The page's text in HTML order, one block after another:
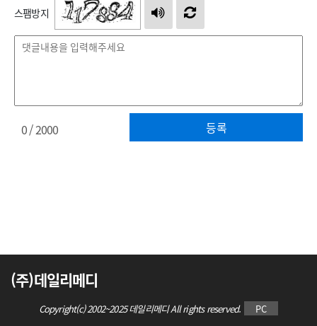
스팸방지
등록
0/ 2000
(주)데일리메디
Copyright(c) 2002~2025 데일리메디 All rights reserved. PC